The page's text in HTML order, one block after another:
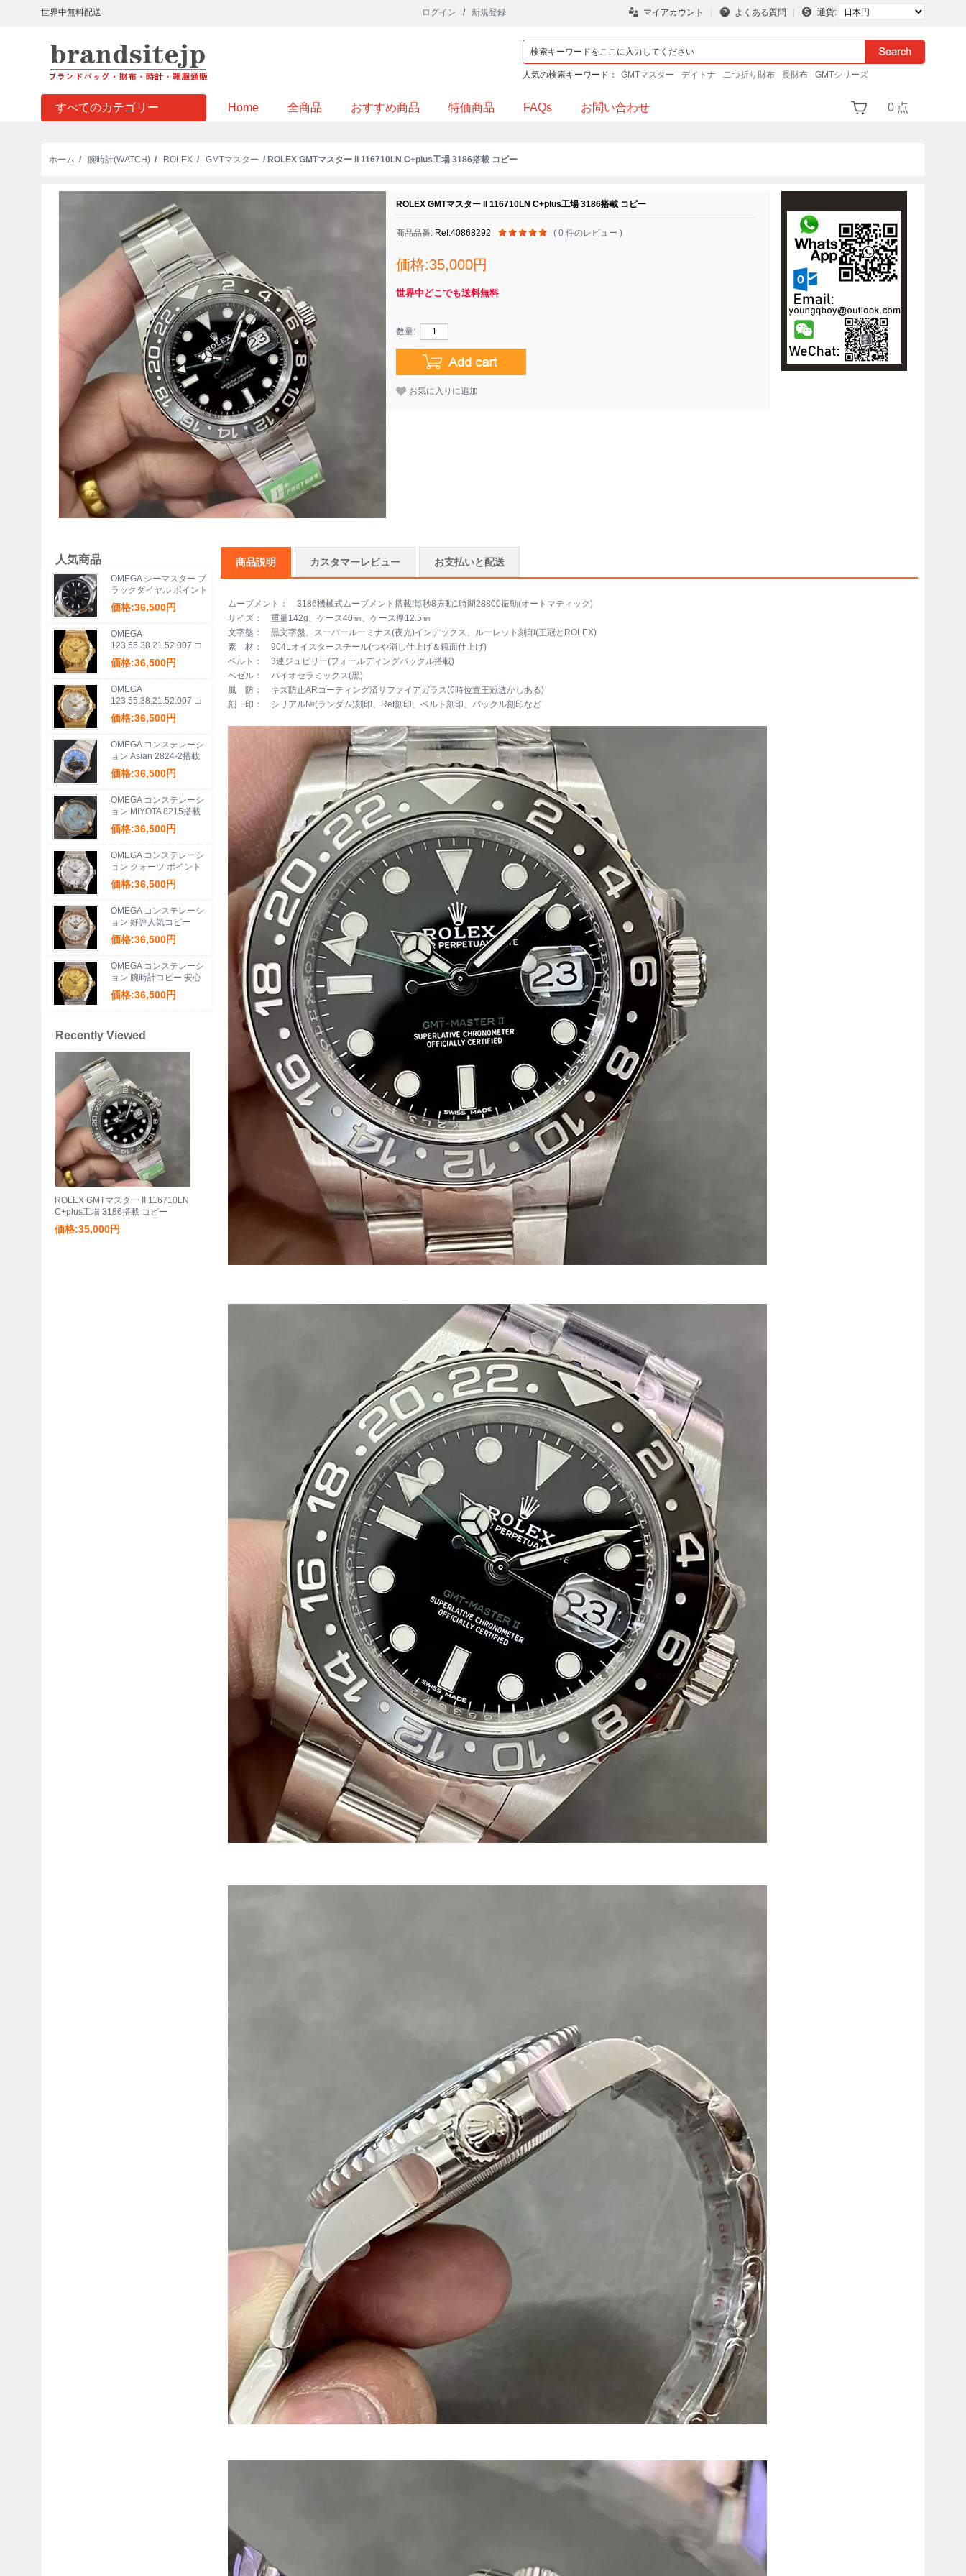
世界中無料配送 ログイン / 新規登録 マイアカウント よくある質問 通貨:
人気の検索キーワード： GMTマスター デイトナ 二つ折り財布 長財布 GMTシリーズ
すべてのカテゴリー Home 全商品 おすすめ商品 特価商品 FAQs お問い合わせ 0 点
ホーム / 腕時計(WATCH) / ROLEX / GMTマスター / ROLEX GMTマスター II 116710LN C+plus工場 3186搭載 コピー
ROLEX GMTマスター II 116710LN C+plus工場 3186搭載 コピー
商品品番: Ref:40868292 ( 0 件のレビュー )
価格:35,000円
世界中どこでも送料無料
数量:
お気に入りに追加
商品説明 カスタマーレビュー お支払いと配送
ムーブメント： 3186機械式ムーブメント搭載!毎秒8振動1時間28800振動(オートマティック)
サイズ： 重量142g、ケース40㎜、ケース厚12.5㎜
文字盤： 黒文字盤、スーパールーミナス(夜光)インデックス、ルーレット刻印(王冠とROLEX)
素 材： 904Lオイスタースチール(つや消し仕上げ＆鏡面仕上げ)
ベルト： 3連ジュピリー(フォールディングバックル搭載)
ベゼル： バイオセラミックス(黒)
風 防： キズ防止ARコーティング済サファイアガラス(6時位置王冠透かしある)
刻 印： シリアル№(ランダム)刻印、Ref刻印、ベルト刻印、バックル刻印など
人気商品
OMEGA シーマスター ブ
ラックダイヤル ポイント
付き
価格:36,500円
OMEGA
123.55.38.21.52.007 コ
ンステレーション ブラッ
シュクォーツ
価格:36,500円
OMEGA
123.55.38.21.52.007 コ
ンステレーション ブラッ
シュクォーツ
価格:36,500円
OMEGA コンステレーシ
ョン Asian 2824-2搭載
価格:36,500円
OMEGA コンステレーシ
ョン MIYOTA 8215搭載
価格:36,500円
OMEGA コンステレーシ
ョン クォーツ ポイント
獲得
価格:36,500円
OMEGA コンステレーシ
ョン 好評人気コピー
価格:36,500円
OMEGA コンステレーシ
ョン 腕時計コピー 安心
通販
価格:36,500円
Recently Viewed
ROLEX GMTマスター II 116710LN
C+plus工場 3186搭載 コピー
価格:35,000円